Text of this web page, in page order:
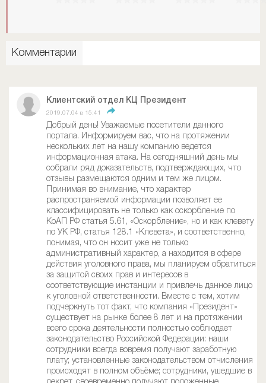
Комментарии
Клиентский отдел КЦ Президент
2019.07.04 в 15:41
Добрый день! Уважаемые посетители данного
портала. Информируем вас, что на протяжении
нескольких лет на нашу компанию ведется
информационная атака. На сегодняшний день мы
собрали ряд доказательств, подтверждающих, что
отзывы размещаются одним и тем же лицом.
Принимая во внимание, что характер
распространяемой информации позволяет ее
классифицировать не только как оскорбление по
КоАП РФ статья 5.61, «Оскорбление», но и как клевету
по УК РФ, статья 128.1 «Клевета», и соответственно,
понимая, что он носит уже не только
административный характер, а находится в сфере
действия уголовного права, мы планируем обратиться
за защитой своих прав и интересов в
соответствующие инстанции и привлечь данное лицо
к уголовной ответственности. Вместе с тем, хотим
подчеркнуть тот факт, что компания «Президент»
существует на рынке более 8 лет и на протяжении
всего срока деятельности полностью соблюдает
законодательство Российской Федерации: наши
сотрудники всегда вовремя получают заработную
плату; установленные законодательством отчисления
происходят в полном объёме; сотрудники, ушедшие в